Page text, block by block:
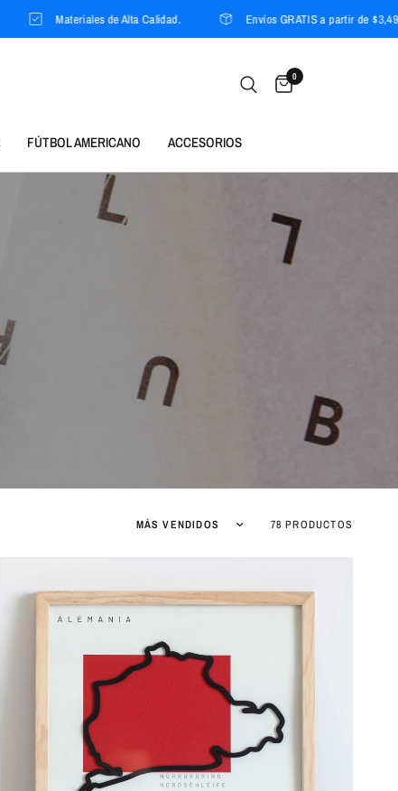
Materiales de Alta Calidad. Envíos GRATIS a partir de $3,499 MXN
0
FÚTBOL AMERICANO ACCESORIOS
Ordenar por: 78 PRODUCTOS